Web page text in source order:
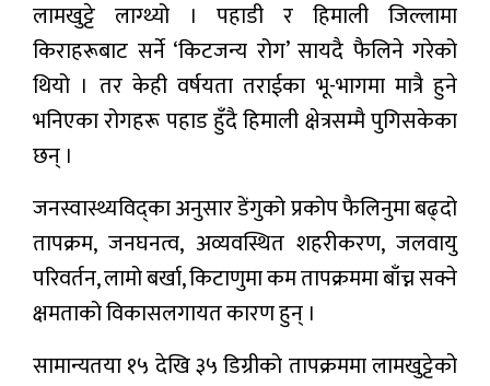
लामखुट्टे लाग्थ्यो । पहाडी र हिमाली जिल्लामा
किराहरूबाट सर्ने ‘किटजन्य रोग’ सायदै फैलिने गरेको
थियो । तर केही वर्षयता तराईका भू-भागमा मात्रै हुने
भनिएका रोगहरू पहाड हुँदै हिमाली क्षेत्रसम्मै पुगिसकेका
छन् ।
जनस्वास्थ्यविद्का अनुसार डेंगुको प्रकोप फैलिनुमा बढ्दो
तापक्रम, जनघनत्व, अव्यवस्थित शहरीकरण, जलवायु
परिवर्तन, लामो बर्खा, किटाणुमा कम तापक्रममा बाँच्न सक्ने
क्षमताको विकासलगायत कारण हुन् ।
सामान्यतया १५ देखि ३५ डिग्रीको तापक्रममा लामखुट्टेको